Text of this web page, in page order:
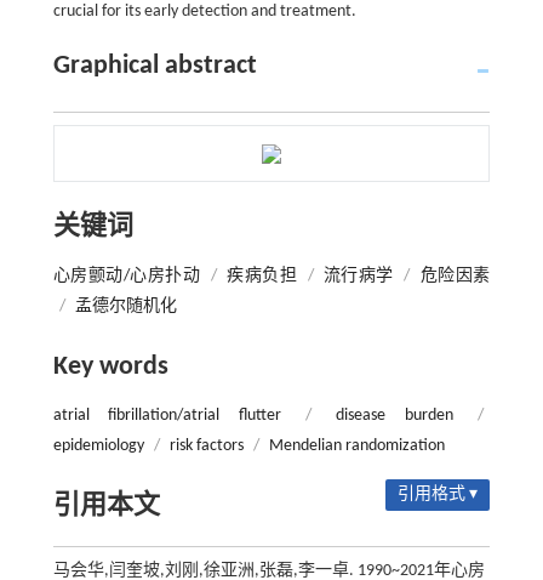
crucial for its early detection and treatment.
Graphical abstract
关键词
心房颤动/心房扑动 / 疾病负担 / 流行病学 / 危险因素
/ 孟德尔随机化
Key words
atrial fibrillation/atrial flutter / disease burden
/
epidemiology / risk factors / Mendelian randomization
引用本文 引用格式 ▾
马会华,闫奎坡,刘刚,徐亚洲,张磊,李一卓. 1990~2021年心房